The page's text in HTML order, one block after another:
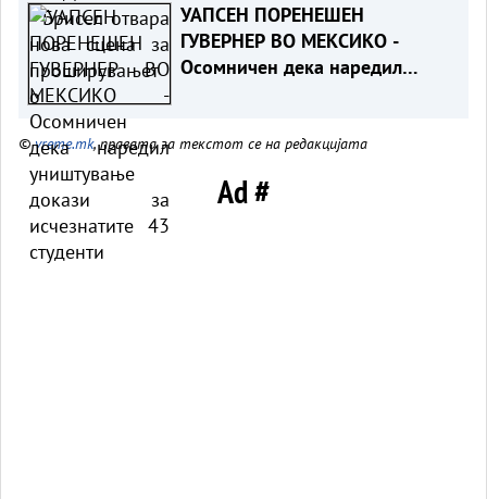
УАПСЕН ПОРЕНЕШЕН
ГУВЕРНЕР ВО МЕКСИКО -
Осомничен дека наредил
©vreme.mk, правата за текстот се на редакцијата
Ad #